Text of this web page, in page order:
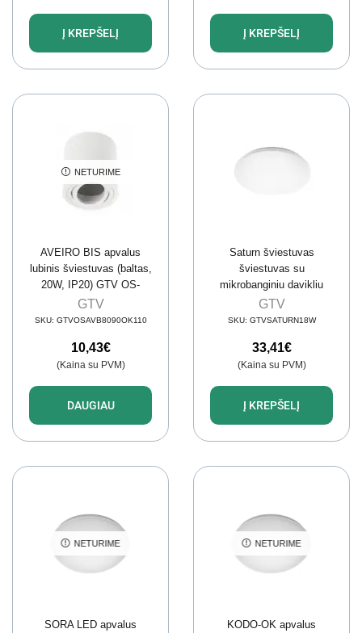
Į KREPŠELĮ Į KREPŠELĮ
NETURIME
AVEIRO BIS apvalus
lubinis šviestuvas (baltas,
20W, IP20) GTV OS-
AVB8090OK1-10
GTV
SKU: GTVOSAVB8090OK110
10,43€
(Kaina su PVM)
DAUGIAU
Saturn šviestuvas
šviestuvas su
mikrobanginiu davikliu
(18w, 4000K, 1300lm)
GTV LD-SATU18WM-NB
GTV
SKU: GTVSATURN18W
33,41€
(Kaina su PVM)
Į KREPŠELĮ
NETURIME
SORA LED apvalus
NETURIME
KODO-OK apvalus